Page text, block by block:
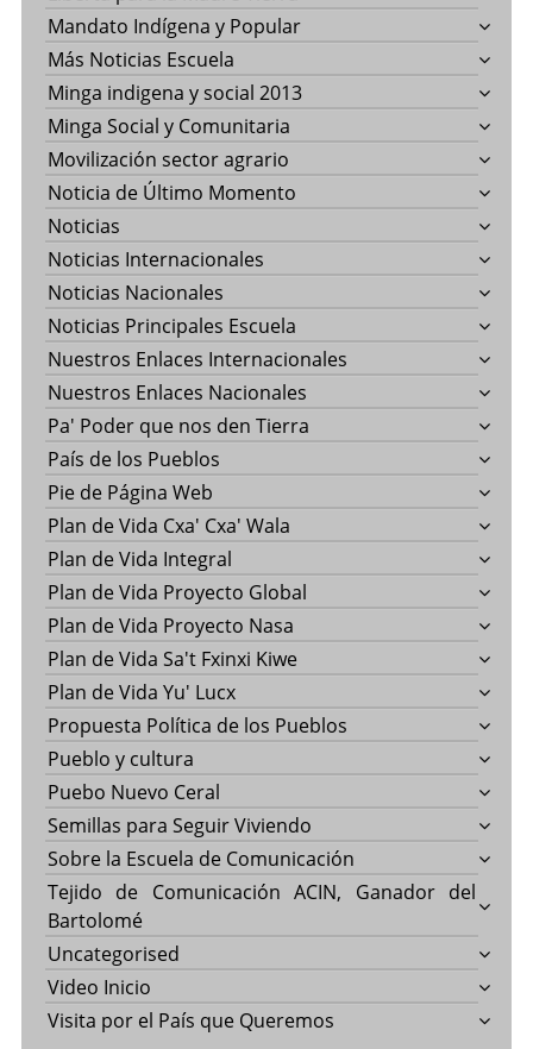
Mandato Indígena y Popular
Más Noticias Escuela
Minga indigena y social 2013
Minga Social y Comunitaria
Movilización sector agrario
Noticia de Último Momento
Noticias
Noticias Internacionales
Noticias Nacionales
Noticias Principales Escuela
Nuestros Enlaces Internacionales
Nuestros Enlaces Nacionales
Pa' Poder que nos den Tierra
País de los Pueblos
Pie de Página Web
Plan de Vida Cxa' Cxa' Wala
Plan de Vida Integral
Plan de Vida Proyecto Global
Plan de Vida Proyecto Nasa
Plan de Vida Sa't Fxinxi Kiwe
Plan de Vida Yu' Lucx
Propuesta Política de los Pueblos
Pueblo y cultura
Puebo Nuevo Ceral
Semillas para Seguir Viviendo
Sobre la Escuela de Comunicación
Tejido de Comunicación ACIN, Ganador del
Bartolomé
Uncategorised
Video Inicio
Visita por el País que Queremos